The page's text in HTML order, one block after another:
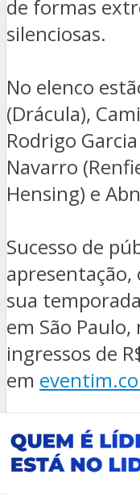
de formas
silenciosas.
No elenco
(Drácula),
Rodrigo
Navarro
Hensing) e
Sucesso de
apresentação,
sua
em São
ingressos de
em